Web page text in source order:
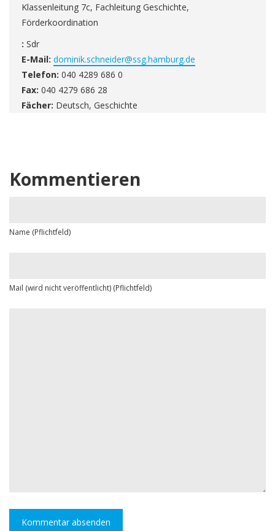
Klassenleitung 7c, Fachleitung Geschichte,
Förderkoordination
: Sdr
E-Mail: dominik.schneider@ssg.hamburg.de
Telefon: 040 4289 686 0
Fax: 040 4279 686 28
Fächer: Deutsch, Geschichte
Kommentieren
Name (Pflichtfeld)
Mail (wird nicht veröffentlicht) (Pflichtfeld)